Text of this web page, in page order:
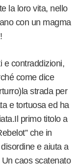
la loro vita, nello
con un magma
e contraddizioni,
come dice
strada per
e tortuosa ed ha
primo titolo a
che in
e aiuta a
caos scatenato